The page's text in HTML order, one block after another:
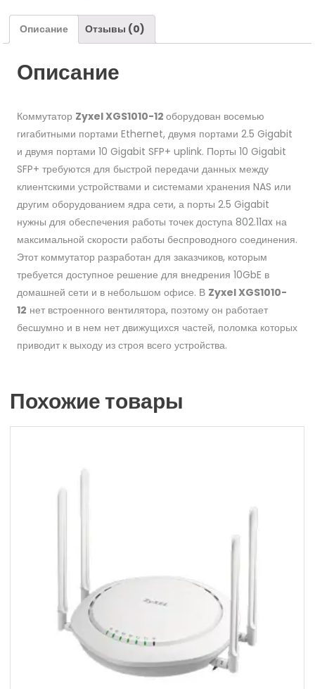
Описание Отзывы (0)
Описание
Коммутатор Zyxel XGS1010-12оборудован восемью
гигабитными портами Ethernet, двумя портами 2.5 Gigabit
и двумя портами 10 Gigabit SFP+ uplink. Порты 10 Gigabit
SFP+ требуются для быстрой передачи данных между
клиентскими устройствами и системами хранения NAS или
другим оборудованием ядра сети, а порты 2.5 Gigabit
нужны для обеспечения работы точек доступа 802.11ax на
максимальной скорости работы беспроводного соединения.
Этот коммутатор разработан для заказчиков, которым
требуется доступное решение для внедрения 10GbE в
домашней сети и в небольшом офисе. В Zyxel XGS1010-
12 нет встроенного вентилятора, поэтому он работает
бесшумно и в нем нет движущихся частей, поломка которых
приводит к выходу из строя всего устройства.
Похожие товары